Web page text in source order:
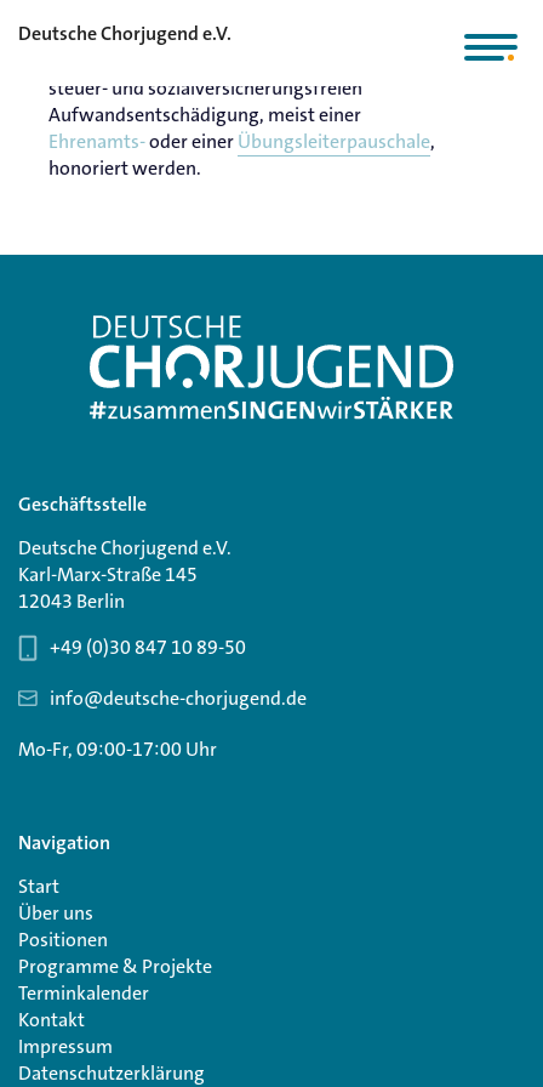
Deutsche Chorjugend e.V.
steuer- und sozialversicherungsfreien
Aufwandsentschädigung, meist einer
Ehrenamts-oder einerÜbungsleiterpauschale,
honoriert werden.
Geschäftsstelle
Deutsche Chorjugend e.V.
Karl-Marx-Straße 145
12043 Berlin
+49 (0)30 847 10 89-50
info@deutsche-chorjugend.de
Mo-Fr, 09:00-17:00 Uhr
Navigation
Start
Über uns
Positionen
Programme & Projekte
Terminkalender
Kontakt
Impressum
Datenschutzerklärung